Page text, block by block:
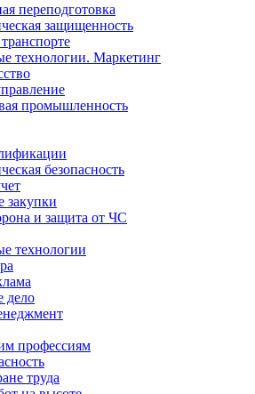
переподготовка
защищенность
технологии. Маркетинг
промышленность
безопасность
закупки
и защита от ЧС
технологии
дело
профессиям
труда